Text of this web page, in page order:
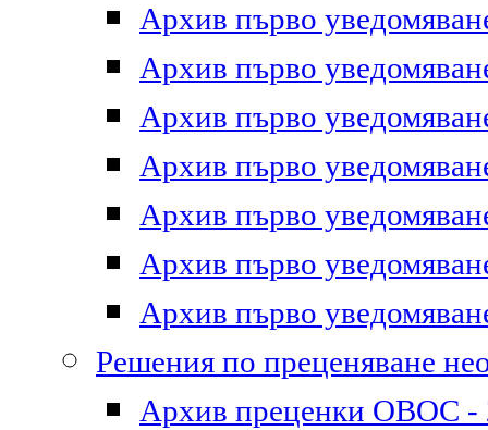
Архив първо
Архив първо
Архив първо
Архив първо
Архив първо
Архив първо
Архив първо
Решения по преценяване
Архив преценки ОВОС -